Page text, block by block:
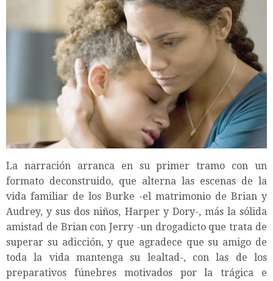
La narración arranca en su primer tramo con un
formato deconstruido, que alterna las escenas de la
vida familiar de los Burke -el matrimonio de Brian y
Audrey, y sus dos niños, Harper y Dory-, más la sólida
amistad de Brian con Jerry -un drogadicto que trata de
superar su adicción, y que agradece que su amigo de
toda la vida mantenga su lealtad-, con las de los
preparativos fúnebres motivados por la trágica e